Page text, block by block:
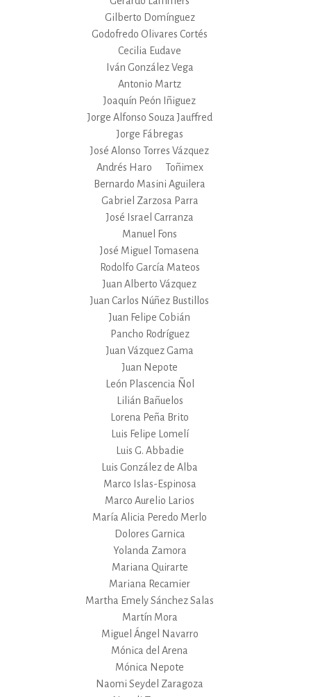
Gilberto Domínguez
Godofredo Olivares Cortés
Cecilia Eudave
Iván González Vega
Antonio Martz
Joaquín Peón Iñiguez
Jorge Alfonso Souza Jauffred
Jorge Fábregas
José Alonso Torres Vázquez
Andrés Haro
Toñimex
Bernardo Masini Aguilera
Gabriel Zarzosa Parra
José Israel Carranza
Manuel Fons
José Miguel Tomasena
Rodolfo García Mateos
Juan Alberto Vázquez
Juan Carlos Núñez Bustillos
Juan Felipe Cobián
Pancho Rodríguez
Juan Vázquez Gama
Juan Nepote
León Plascencia Ñol
Lilián Bañuelos
Lorena Peña Brito
Luis Felipe Lomelí
Luis G. Abbadie
Luis González de Alba
Marco Islas-Espinosa
Marco Aurelio Larios
María Alicia Peredo Merlo
Dolores Garnica
Yolanda Zamora
Mariana Quirarte
Mariana Recamier
Martha Emely Sánchez Salas
Martín Mora
Miguel Ángel Navarro
Mónica del Arena
Mónica Nepote
Naomi Seydel Zaragoza